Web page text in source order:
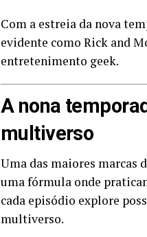
Com a estreia da nova
evidente como Rick and
entretenimento geek.
A nona
multiverso
Uma das maiores marcas
uma fórmula onde
cada episódio explore
multiverso.